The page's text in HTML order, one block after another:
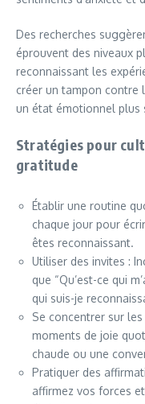
Des recherches
éprouvent des niveaux
reconnaissant les
créer un tampon contre
un état émotionnel plus
Stratégies pour
gratitude
Établir une routine
chaque jour pour
êtes reconnaissant.
Utiliser des invites :
que “Qu’est-ce qui
qui suis-je
Se concentrer sur
moments de joie
chaude ou une
Pratiquer des
affirmez vos forces